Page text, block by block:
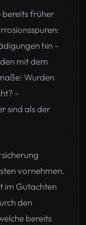
bereits früher
hin -
mit dem
Wurden
-
sind als der
vornehmen.
im Gutachten
den
bereits